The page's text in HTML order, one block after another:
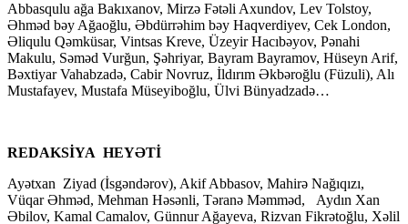
Abbasqulu ağa Bakıxanov, Mirzə Fətəli Axundov, Lev Tolstoy,
Əhməd bəy Ağaoğlu, Əbdürrəhim bəy Haqverdiyev, Cek London,
Əliqulu Qəmküsar, Vintsas Kreve, Üzeyir Hacıbəyov, Pənahi
Makulu, Səməd Vurğun, Şəhriyar, Bayram Bayramov, Hüseyn Arif,
Bəxtiyar Vahabzadə, Cabir Novruz, İldırım Əkbəroğlu (Füzuli), Alı
Mustafayev, Mustafa Müseyiboğlu, Ülvi Bünyadzadə…
REDAKSİYA HEYƏTİ
Ayətxan Ziyad (İsgəndərov), Akif Abbasov, Mahirə Nağıqızı,
Vüqar Əhməd, Mehman Həsənli, Təranə Məmməd, Aydın Xan
Əbilov, Kamal Camalov, Günnur Ağayeva, Rizvan Fikrətoğlu, Xəlil